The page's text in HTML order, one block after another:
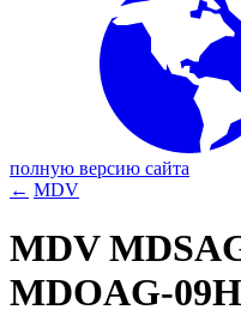
полную версию сайта
← MDV
MDV
MDOAG-